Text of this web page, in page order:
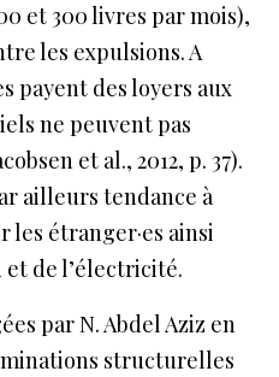
et 300 livres par mois),
les expulsions. A
payent des loyers aux
ne peuvent pas
et al., 2012, p. 37).
ailleurs tendance à
étranger·es ainsi
et de l’électricité.
par N. Abdel Aziz en
structurelles